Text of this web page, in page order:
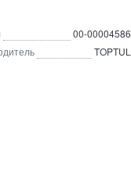
00-00004586
TOPTUL